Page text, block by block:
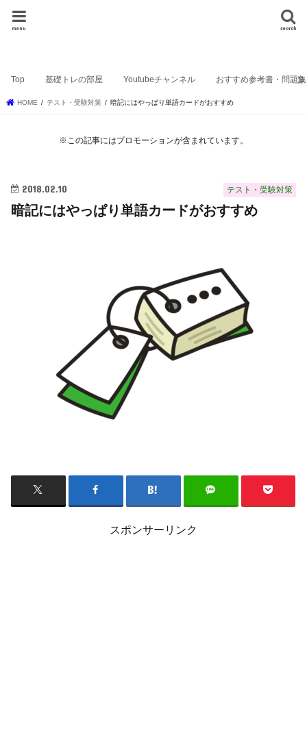
search
menu
Top 基礎トレの部屋 Youtubeチャンネル おすすめ参考書・問題集
HOME テスト・受験対策 暗記にはやっぱり単語カードがおすすめ
※この記事にはプロモーションが含まれています。
テスト・受験対策
2018.02.10
暗記にはやっぱり単語カードがおすすめ
スポンサーリンク